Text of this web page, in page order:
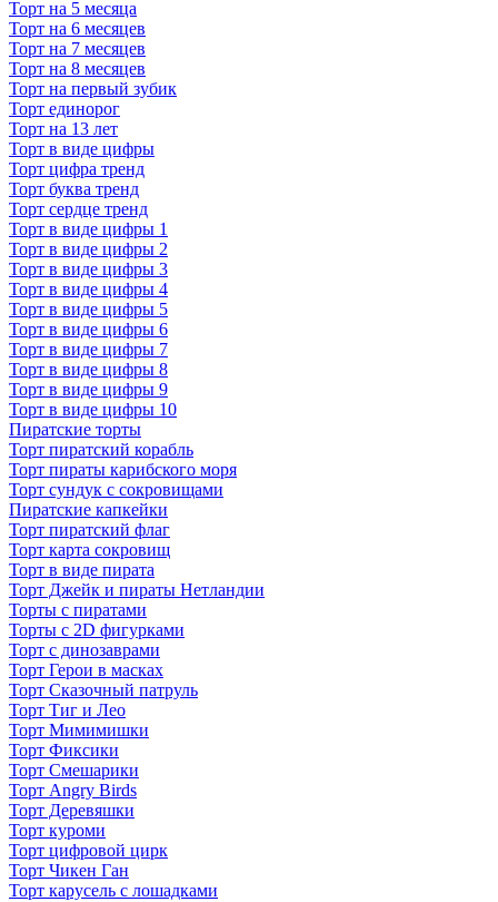
Торт на 5 месяца
Торт на 6 месяцев
Торт на 7 месяцев
Торт на 8 месяцев
Торт на первый зубик
Торт единорог
Торт на 13 лет
Торт в виде цифры
Торт цифра тренд
Торт буква тренд
Торт сердце тренд
Торт в виде цифры 1
Торт в виде цифры 2
Торт в виде цифры 3
Торт в виде цифры 4
Торт в виде цифры 5
Торт в виде цифры 6
Торт в виде цифры 7
Торт в виде цифры 8
Торт в виде цифры 9
Торт в виде цифры 10
Пиратские торты
Торт пиратский корабль
Торт пираты карибского моря
Торт сундук с сокровищами
Пиратские капкейки
Торт пиратский флаг
Торт карта сокровищ
Торт в виде пирата
Торт Джейк и пираты Нетландии
Торты с пиратами
Торты с 2D фигурками
Торт с динозаврами
Торт Герои в масках
Торт Сказочный патруль
Торт Тиг и Лео
Торт Мимимишки
Торт Фиксики
Торт Смешарики
Торт Angry Birds
Торт Деревяшки
Торт куроми
Торт цифровой цирк
Торт Чикен Ган
Торт карусель с лошадками